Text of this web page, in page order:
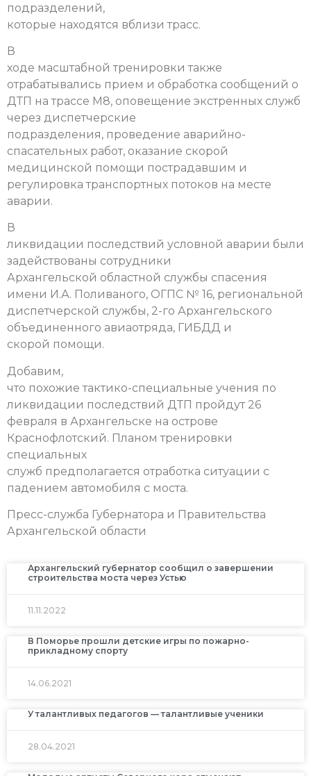
подразделений,
которые находятся вблизи трасс.
В
ходе масштабной тренировки также
отрабатывались прием и обработка сообщений о
ДТП на трассе М8, оповещение экстренных служб
через диспетчерские
подразделения, проведение аварийно-
спасательных работ, оказание скорой
медицинской помощи пострадавшим и
регулировка транспортных потоков на месте
аварии.
В
ликвидации последствий условной аварии были
задействованы сотрудники
Архангельской областной службы спасения
имени И.А. Поливаного, ОГПС № 16, региональной
диспетчерской службы, 2-го Архангельского
объединенного авиаотряда, ГИБДД и
скорой помощи.
Добавим,
что похожие тактико-специальные учения по
ликвидации последствий ДТП пройдут 26
февраля в Архангельске на острове
Краснофлотский. Планом тренировки
специальных
служб предполагается отработка ситуации с
падением автомобиля с моста.
Пресс-служба Губернатора и Правительства
Архангельской области
Архангельский губернатор сообщил о завершении
строительства моста через Устью
11.11.2022
В Поморье прошли детские игры по пожарно-
прикладному спорту
14.06.2021
У талантливых педагогов — талантливые ученики
28.04.2021